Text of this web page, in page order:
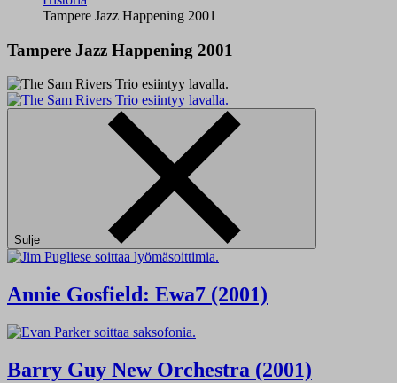
Tampere Jazz Happening 2001
Tampere Jazz Happening 2001
Sulje
Annie Gosfield: Ewa7 (2001)
Barry Guy New Orchestra (2001)